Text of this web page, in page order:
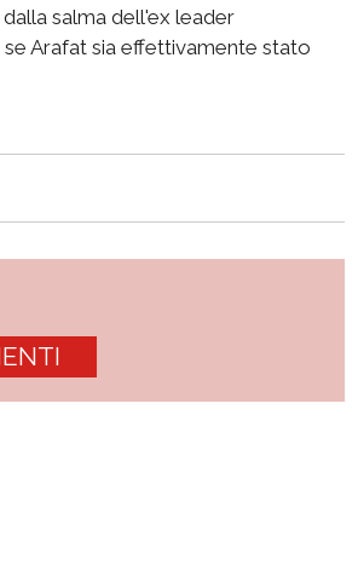
salma dell'ex leader
Arafat sia effettivamente stato